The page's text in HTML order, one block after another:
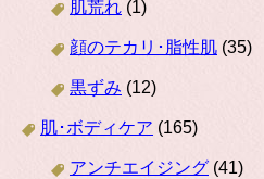
肌荒れ (1)
顔のテカリ･脂性肌 (35)
黒ずみ (12)
肌･ボディケア (165)
アンチエイジング (41)